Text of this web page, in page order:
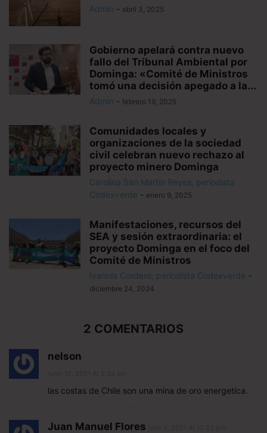
Admin - abril 3, 2025
Gobierno apelará contra nuevo
fallo del Tribunal Ambiental por
Dominga: «Comité de Ministros
tomó una decisión apegado a la...
Admin - febrero 19, 2025
Comunidades locales y
organizaciones de la sociedad
civil celebran nuevo rechazo al
proyecto minero Dominga
Carolina San Martín Reyes, periodista
Codexverde - enero 9, 2025
Manifestaciones, recursos del
SEA y sesión extraordinaria: el
proyecto Dominga en el foco del
Comité de Ministros
Ivannia Cordero, periodista Codexverde -
diciembre 24, 2024
2 COMENTARIOS
nelson
las costas de Chile son una mina de oro energetica.
Juan Manuel Flores